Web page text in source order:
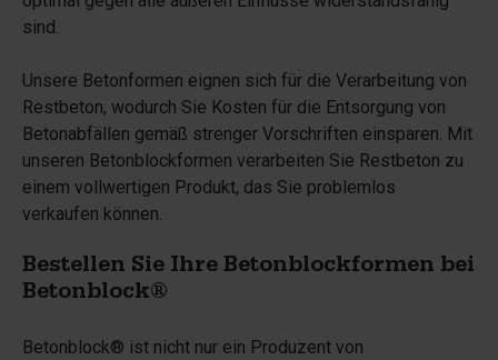
sind.
Unsere Betonformen eignen sich für die Verarbeitung von
Restbeton, wodurch Sie Kosten für die Entsorgung von
Betonabfällen gemäß strenger Vorschriften einsparen. Mit
unseren Betonblockformen verarbeiten Sie Restbeton zu
einem vollwertigen Produkt, das Sie problemlos
verkaufen können.
Bestellen Sie Ihre Betonblockformen bei
Betonblock®
Betonblock® ist nicht nur ein Produzent von